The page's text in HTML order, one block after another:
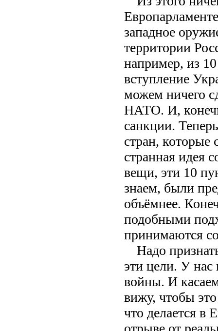
западное
территории
например, из
вступление
можем ничего
НАТО. И,
санкции.
стран, которые
странная идея
вещи, эти 10
знаем, были
объёмнее.
подобными
принимаются
Надо
эти цели. У
войны. И
вижу, чтобы
что делается в